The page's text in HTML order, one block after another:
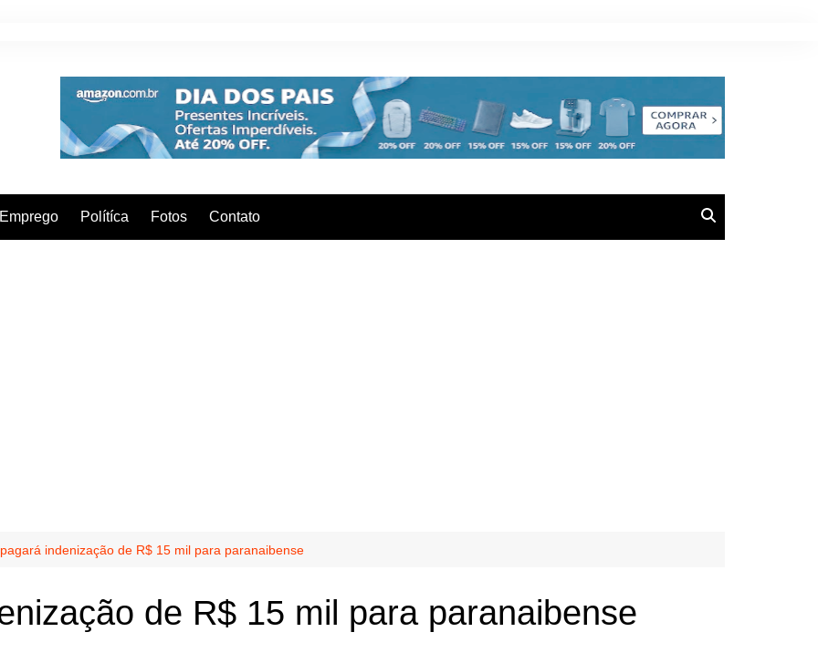
Emprego Polítíca Fotos Contato
indenização de R$ 15 mil para paranaibense
de R$ 15 mil para paranaibense